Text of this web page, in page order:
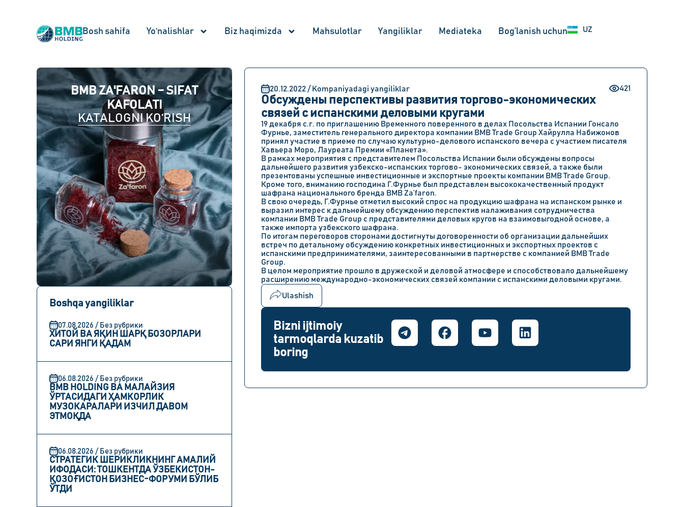
Bosh sahifa Yo‘nalishlar Biz haqimizda Mahsulotlar Yangiliklar Mediateka Bog’lanish uchun UZ
RU
BMB ZA'FARON – SIFAT
KAFOLATI
KATALOGNI KO‘RISH
Boshqa yangiliklar
07.08.2026 / Без рубрики
ХИТОЙ ВА ЯҚИН ШАРҚ БОЗОРЛАРИ
САРИ ЯНГИ ҚАДАМ
06.08.2026 / Без рубрики
BMB HOLDING ВА МАЛАЙЗИЯ
ЎРТАСИДАГИ ҲАМКОРЛИК
МУЗОКАРАЛАРИ ИЗЧИЛ ДАВОМ
ЭТМОҚДА
06.08.2026 / Без рубрики
СТРАТЕГИК ШЕРИКЛИКНИНГ АМАЛИЙ
ИФОДАСИ: ТОШКЕНТДА ЎЗБЕКИСТОН-
ҚОЗОҒИСТОН БИЗНЕС-ФОРУМИ БЎЛИБ
ЎТДИ
20.12.2022 / Kompaniyadagi yangiliklar 421
Обсуждены перспективы развития торгово-экономических
связей с испанскими деловыми кругами
19 декабря с.г. по приглашению Временного поверенного в делах Посольства Испании Гонсало
Фурнье, заместитель генерального директора компании BMB Trade Group Хайрулла Набижонов
принял участие в приеме по случаю культурно-делового испанского вечера с участием писателя
Хавьера Моро, Лауреата Премии «Планета».
В рамках мероприятия с представителем Посольства Испании были обсуждены вопросы
дальнейшего развития узбекско-испанских торгово- экономических связей, а также были
презентованы успешные инвестиционные и экспортные проекты компании BMB Trade Group.
Кроме того, вниманию господина Г.Фурнье был представлен высококачественный продукт
шафрана национального бренда BMB Za’faron.
В свою очередь, Г.Фурнье отметил высокий спрос на продукцию шафрана на испанском рынке и
выразил интерес к дальнейшему обсуждению перспектив налаживания сотрудничества
компании BMB Trade Group с представителями деловых кругов на взаимовыгодной основе, а
также импорта узбекского шафрана.
По итогам переговоров сторонами достигнуты договоренности об организации дальнейших
встреч по детальному обсуждению конкретных инвестиционных и экспортных проектов с
испанскими предпринимателями, заинтересованными в партнерстве с компанией BMB Trade
Group.
В целом мероприятие прошло в дружеской и деловой атмосфере и способствовало дальнейшему
расширению международно-экономических связей компании с испанскими деловыми кругами.
Ulashish
Bizni ijtimoiy
tarmoqlarda kuzatib
boring